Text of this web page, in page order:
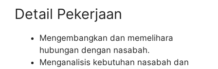
Detail Pekerjaan
Mengembangkan dan memelihara
hubungan dengan nasabah.
Menganalisis kebutuhan nasabah dan